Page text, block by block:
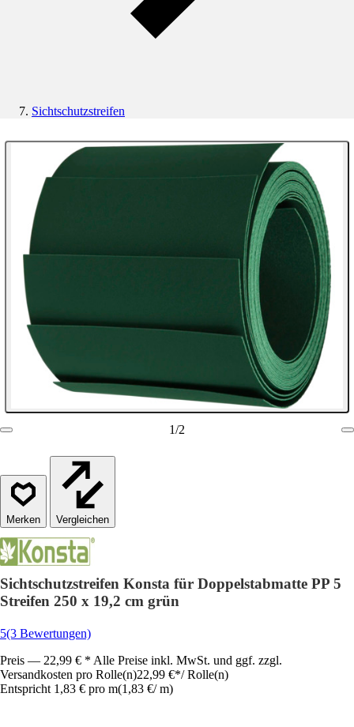
Sichtschutzstreifen
1/2
Vergleichen
Sichtschutzstreifen Konsta für Doppelstabmatte PP 5
Streifen 250 x 19,2 cm grün
5(3 Bewertungen)
Preis — 22,99 € * Alle Preise inkl. MwSt. und ggf. zzgl.
Versandkosten pro Rolle(n)22,99 €*/ Rolle(n)
Entspricht 1,83 € pro m(1,83 €/ m)